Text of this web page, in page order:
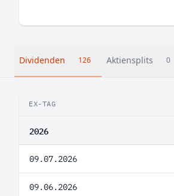
Dividenden 126 Aktiensplits 0
EX-TAG
2026
09.07.2026
09.06.2026